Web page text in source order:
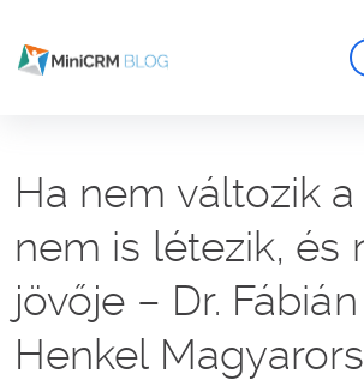
Ha nem változik
nem is létezik, és
jövője – Dr.
Henkel